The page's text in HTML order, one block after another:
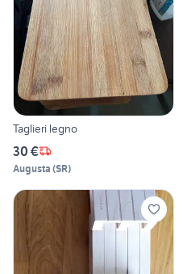
Taglieri legno
30 €
Augusta (SR)